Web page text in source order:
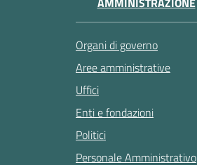
Organi di governo
Aree amministrative
Uffici
Enti e fondazioni
Politici
Personale Amministrativo